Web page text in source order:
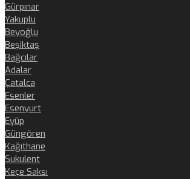
Gürpınar
Yakuplu
Beyoğlu
Beşiktaş
Bağcılar
Adalar
Çatalca
Esenler
Esenyurt
Eyüp
Güngören
Kağıthane
Sukulent
Keçe Saksı